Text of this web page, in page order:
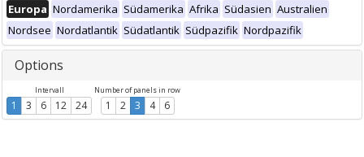
Europa Nordamerika Südamerika Afrika Südasien Australien
Nordsee Nordatlantik Südatlantik Südpazifik Nordpazifik
Options
Intervall
1 3 6 12 24
Number of panels in row
1 2 3 4 6